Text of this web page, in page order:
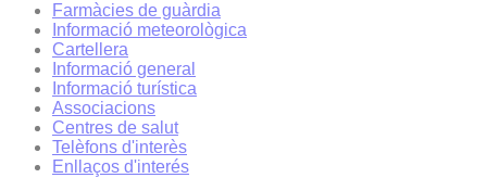
Farmàcies de guàrdia
Informació meteorològica
Cartellera
Informació general
Informació turística
Associacions
Centres de salut
Telèfons d'interès
Enllaços d'interés